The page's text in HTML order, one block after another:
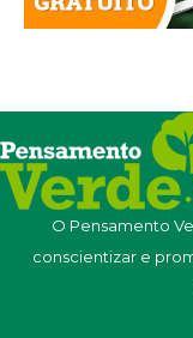
O Pensamento
conscientizar e